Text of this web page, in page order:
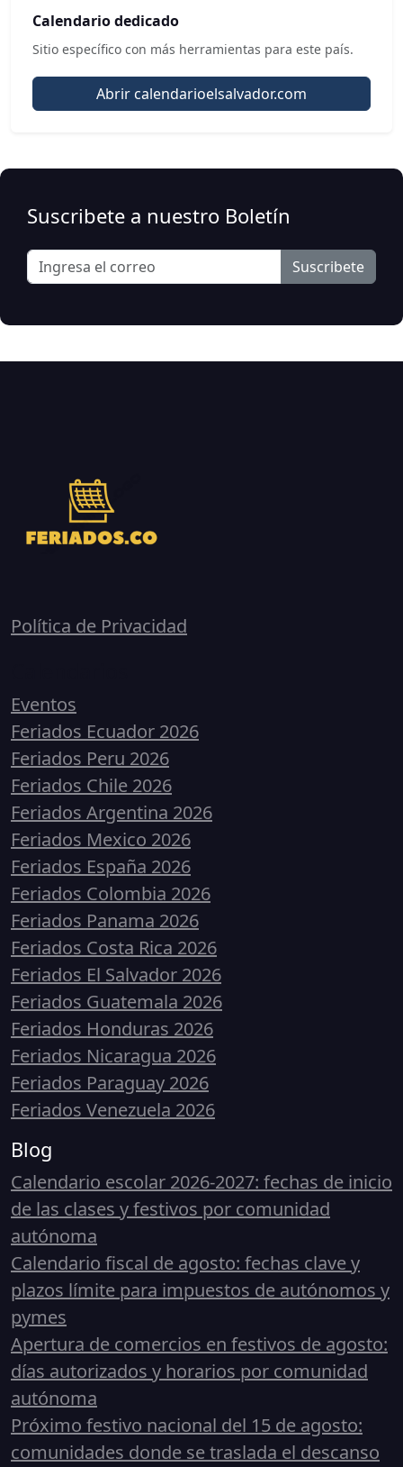
Calendario dedicado
Sitio específico con más herramientas para este país.
Abrir calendarioelsalvador.com
Suscribete a nuestro Boletín
Suscribete
Política de Privacidad
Eventos
Feriados Ecuador 2026
Feriados Peru 2026
Feriados Chile 2026
Feriados Argentina 2026
Feriados Mexico 2026
Feriados España 2026
Feriados Colombia 2026
Feriados Panama 2026
Feriados Costa Rica 2026
Feriados El Salvador 2026
Feriados Guatemala 2026
Feriados Honduras 2026
Feriados Nicaragua 2026
Feriados Paraguay 2026
Feriados Venezuela 2026
Blog
Calendario escolar 2026-2027: fechas de inicio
de las clases y festivos por comunidad
autónoma
Calendario fiscal de agosto: fechas clave y
plazos límite para impuestos de autónomos y
pymes
Apertura de comercios en festivos de agosto:
días autorizados y horarios por comunidad
autónoma
Próximo festivo nacional del 15 de agosto:
comunidades donde se traslada el descanso